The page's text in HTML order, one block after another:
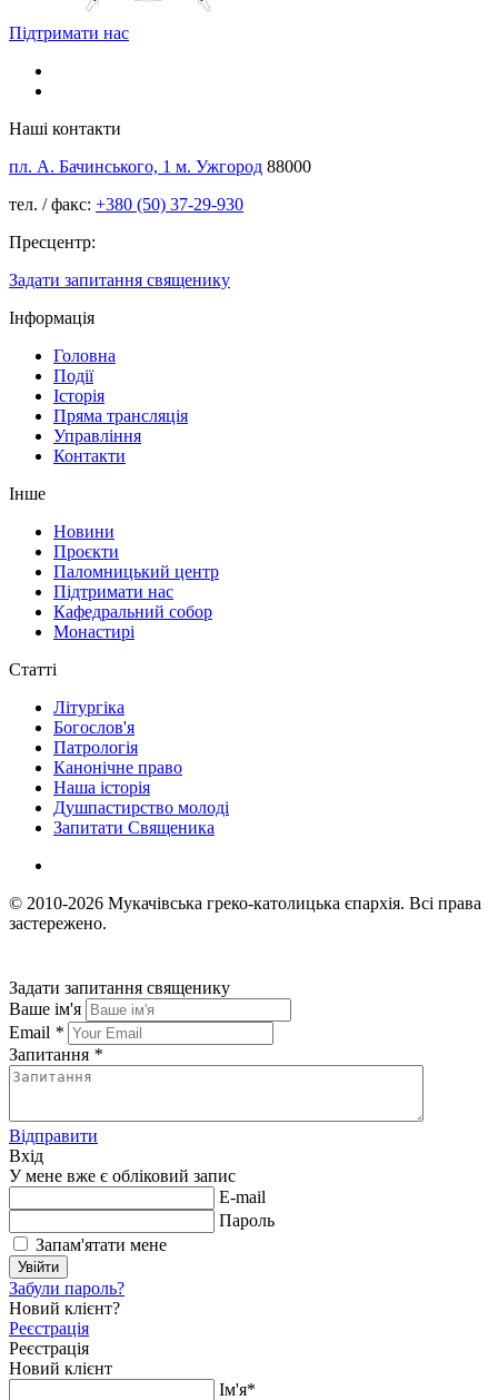
Підтримати нас
Наші контакти
пл. А. Бачинського, 1 м. Ужгород 88000
тел. / факс: +380 (50) 37-29-930
Пресцентр:
Задати запитання священику
Інформація
Головна
Події
Історія
Пряма трансляція
Управління
Контакти
Інше
Новини
Проєкти
Паломницький центр
Підтримати нас
Кафедральний собор
Монастирі
Статті
Літургіка
Богослов'я
Патрологія
Канонічне право
Наша історія
Душпастирство молоді
Запитати Священика
© 2010-2026 Мукачівська греко-католицька єпархія. Всі права
застережено.
Задати запитання священику
Ваше ім'я
Email *
Запитання *
Відправити
Вхід
У мене вже є обліковий запис
E-mail
Пароль
Запам'ятати мене
Увійти
Забули пароль?
Новий клієнт?
Реєстрація
Реєстрація
Новий клієнт
Ім'я*